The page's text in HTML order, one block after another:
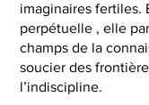
imaginaires fertiles.
perpétuelle , elle
champs de la
soucier des
l’indiscipline.